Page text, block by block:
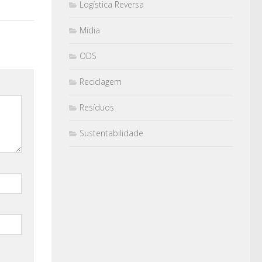
Logística Reversa
Mídia
ODS
Reciclagem
Resíduos
Sustentabilidade